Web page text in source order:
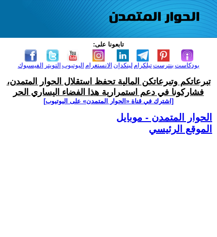
تابعونا على:
الفيسبوك التويتر اليوتيوب الانستغرام لينكدإن تيلكرامبنترست بودكاست
تبرعاتكم وتبرعاتكن المالية تحفظ استقلال الحوار المتمدن،
فشاركونا في دعم استمرارية هذا الفضاء اليساري الحر
[اشترك في قناة ‫«الحوار المتمدن» على اليوتيوب]
الحوار المتمدن - موبايل
الموقع الرئيسي